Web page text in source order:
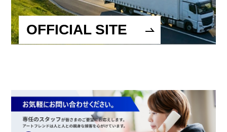
OFFICIAL SITE